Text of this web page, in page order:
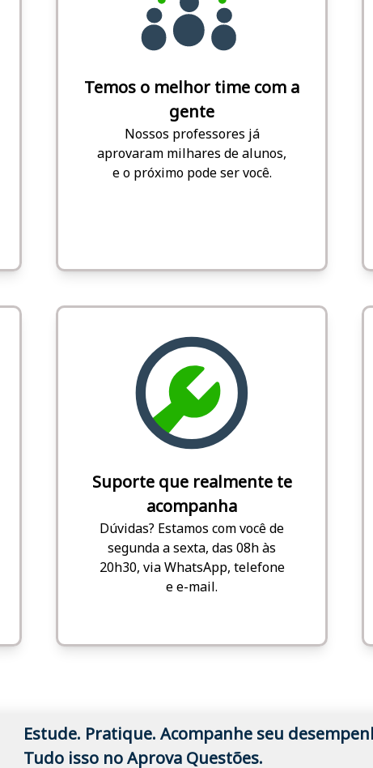
Temos o melhor time com a
gente
Nossos professores já
aprovaram milhares de alunos,
e o próximo pode ser você.
Suporte que realmente te
acompanha
Dúvidas? Estamos com você de
segunda a sexta, das 08h às
20h30, via WhatsApp, telefone
e e-mail.
Estude. Pratique. Acompanhe seu
Tudo isso no Aprova Questões.